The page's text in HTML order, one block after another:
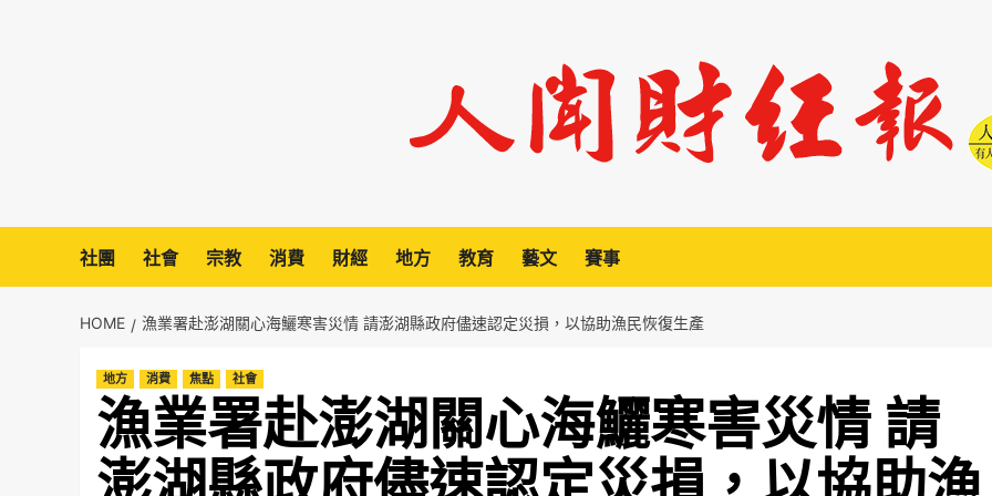
社團 社會 宗教 消費 財經 地方 教育 藝文 賽事
HOME 漁業署赴澎湖關心海鱺寒害災情 請澎湖縣政府儘速認定災損，以協助漁民恢復生產
地方 消費 焦點 社會
漁業署赴澎湖關心海鱺寒害災情 請